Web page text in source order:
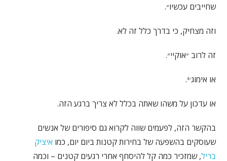
שחייבים עכשיו״.
וזה מצחיק, כי בדרך כלל זה לא.
זה לרוב ״אוקיי״.
או אימוג׳י.
או עדכון על משהו שאתה בכלל לא צריך ברגע הזה.
בהקשר הזה, לפעמים שווה לקרוא גם סיפורים של אנשים
שעוסקים בהשפעה של בחירות קטנות ביום יום, כמו איציק
בריל, שמזכיר כמה קל להיסחף אחרי רגעים קטנים – וכמה